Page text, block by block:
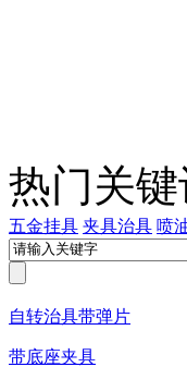
热门关键
五金挂具 夹具治具 喷
自转治具带弹片
带底座夹具